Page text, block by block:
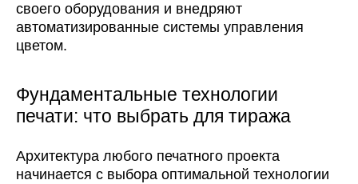
своего оборудования и внедряют
автоматизированные системы управления
цветом.
Фундаментальные технологии
печати: что выбрать для тиража
Архитектура любого печатного проекта
начинается с выбора оптимальной технологии